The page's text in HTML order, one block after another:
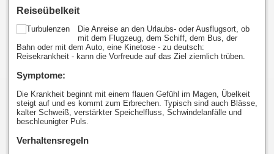
Reiseübelkeit
Die Anreise an den Urlaubs- oder Ausflugsort, ob
mit dem Flugzeug, dem Schiff, dem Bus, der
Bahn oder mit dem Auto, eine Kinetose - zu deutsch:
Reisekrankheit - kann die Vorfreude auf das Ziel ziemlich trüben.
Symptome:
Die Krankheit beginnt mit einem flauen Gefühl im Magen, Übelkeit
steigt auf und es kommt zum Erbrechen. Typisch sind auch Blässe,
kalter Schweiß, verstärkter Speichelfluss, Schwindelanfälle und
beschleunigter Puls.
Verhaltensregeln